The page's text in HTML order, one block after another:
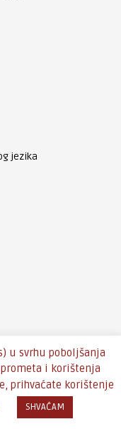
jezika
An-Themes
u svrhu poboljšanja
i korištenja
prihvaćate korištenje
SHVAĆAM